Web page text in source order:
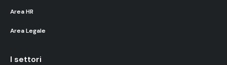
Area HR
Area Legale
I settori